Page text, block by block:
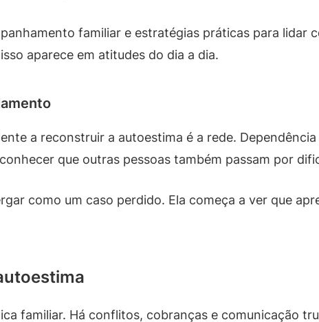
familiar e estratégias práticas para lidar
aparece em atitudes do dia a dia.
a reconstruir a autoestima é a rede.
que outras pessoas também passam por
como um caso perdido. Ela começa a ver que
familiar. Há conflitos, cobranças e comunicação